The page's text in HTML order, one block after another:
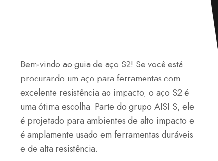
Bem-vindo ao guia de aço S2! Se você está
procurando um aço para ferramentas com
excelente resistência ao impacto, o aço S2 é
uma ótima escolha. Parte do grupo AISI S, ele
é projetado para ambientes de alto impacto e
é amplamente usado em ferramentas duráveis
e de alta resistência.